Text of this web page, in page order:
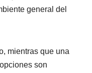
general del
mientras que una
son